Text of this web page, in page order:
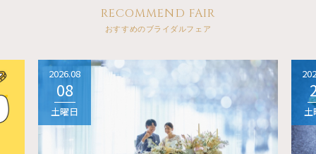
RECOMMEND FAIR
おすすめのブライダルフェア
2026.08
08
土曜日 土